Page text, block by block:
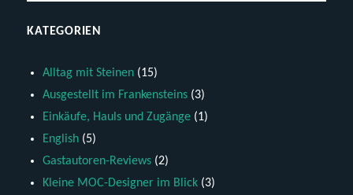
KATEGORIEN
Alltag mit Steinen (15)
Ausgestellt im Frankensteins (3)
Einkäufe, Hauls und Zugänge (1)
English (5)
Gastautoren-Reviews (2)
Kleine MOC-Designer im Blick (3)